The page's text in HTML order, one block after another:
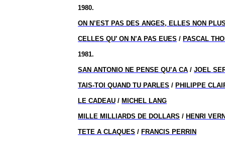
1980.
ON N’EST PAS DES ANGES, ELLES NON
CELLES QU’ ON N’A PAS EUES / PASCAL
1981.
SAN ANTONIO NE PENSE QU’A CA /JOEL
TAIS-TOI QUAND TU PARLES / PHILIPPE
LE CADEAU / MICHEL LANG
MILLE MILLIARDS DE DOLLARS / HENRI
TETE A CLAQUES / FRANCIS PERRIN